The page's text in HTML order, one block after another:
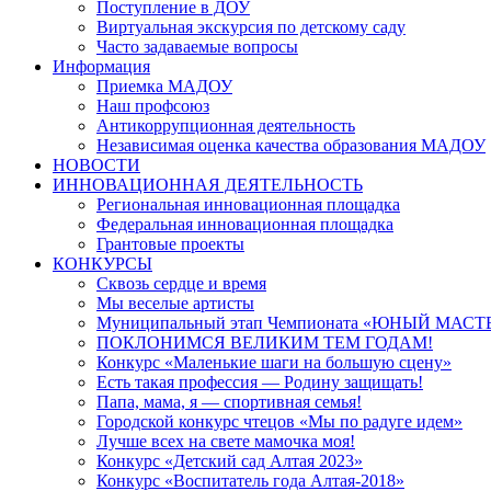
Поступление в ДОУ
Виртуальная экскурсия по детскому саду
Часто задаваемые вопросы
Информация
Приемка МАДОУ
Наш профсоюз
Антикоррупционная деятельность
Независимая оценка качества образования МАДОУ
НОВОСТИ
ИННОВАЦИОННАЯ ДЕЯТЕЛЬНОСТЬ
Региональная инновационная площадка
Федеральная инновационная площадка
Грантовые проекты
КОНКУРСЫ
Сквозь сердце и время
Мы веселые артисты
Муниципальный этап Чемпионата «ЮНЫЙ
ПОКЛОНИМСЯ ВЕЛИКИМ ТЕМ ГОДАМ!
Конкурс «Маленькие шаги на большую сцену»
Есть такая профессия — Родину защищать!
Папа, мама, я — спортивная семья!
Городской конкурс чтецов «Мы по радуге идем»
Лучше всех на свете мамочка моя!
Конкурс «Детский сад Алтая 2023»
Конкурс «Воспитатель года Алтая-2018»